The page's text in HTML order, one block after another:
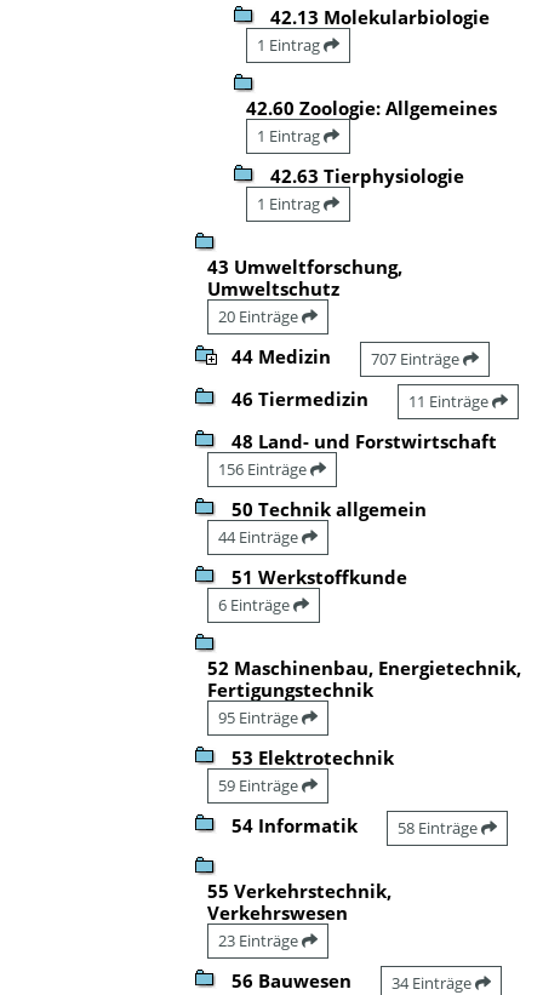
42.13 Molekularbiologie
1 Eintrag
42.60 Zoologie: Allgemeines
1 Eintrag
42.63 Tierphysiologie
1 Eintrag
43 Umweltforschung,
Umweltschutz
20 Einträge
44 Medizin 707 Einträge
46 Tiermedizin 11 Einträge
48 Land- und Forstwirtschaft
156 Einträge
50 Technik allgemein
44 Einträge
51 Werkstoffkunde
6 Einträge
52 Maschinenbau, Energietechnik,
Fertigungstechnik
95 Einträge
53 Elektrotechnik
59 Einträge
54 Informatik 58 Einträge
55 Verkehrstechnik,
Verkehrswesen
23 Einträge
56 Bauwesen 34 Einträge